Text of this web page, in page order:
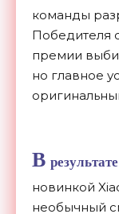
команды
Победителя
премии
но главное
В
новинкой
необычный